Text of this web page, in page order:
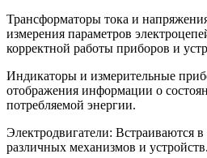
Трансформаторы тока и
измерения параметров
корректной работы приборов и
Индикаторы и измерительные
отображения информации о
потребляемой энергии.
Электродвигатели: Встраиваются
различных механизмов и устройств.